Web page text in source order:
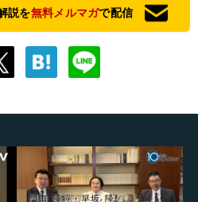
説を無料メルマガで配信